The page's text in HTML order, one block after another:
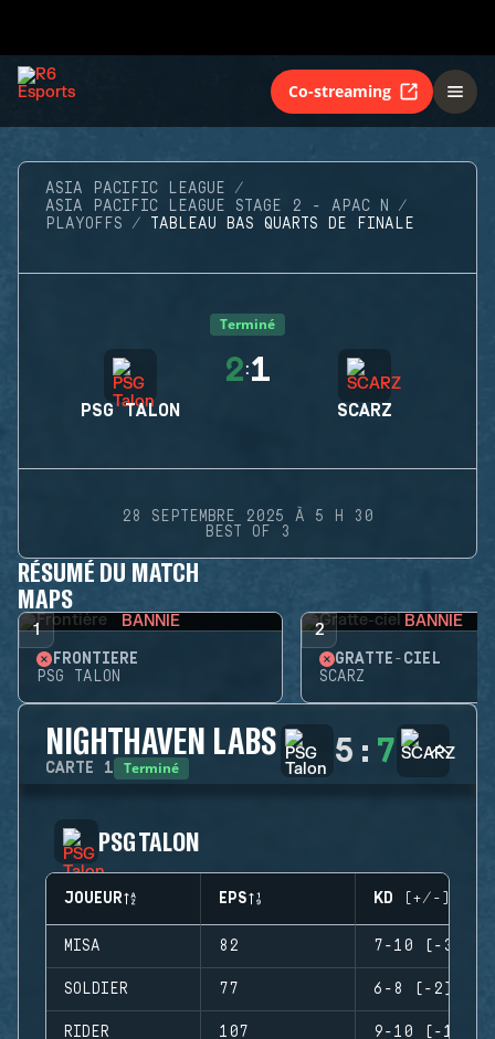
Co-streaming
ASIA PACIFIC LEAGUE
ASIA PACIFIC LEAGUE STAGE 2 - APAC N
PLAYOFFS
TABLEAU BAS QUARTS DE FINALE
Terminé
PSG TALON
2:1
SCARZ
28 SEPTEMBRE 2025 À 5 H 30
BEST OF 3
RÉSUMÉ DU MATCH
MAPS
1 BANNIE
FRONTIÈRE
PSG TALON
2 BANNIE
GRATTE-CIEL
SCARZ
NIGHTHAVEN LABS
CARTE 1 Terminé 5 : 7
PSG TALON
JOUEUR EPS KD (+/-)
MISA 82 7-10 (-3)
SOLDIER 77 6-8 (-2)
RIDER 107 9-10 (-1)